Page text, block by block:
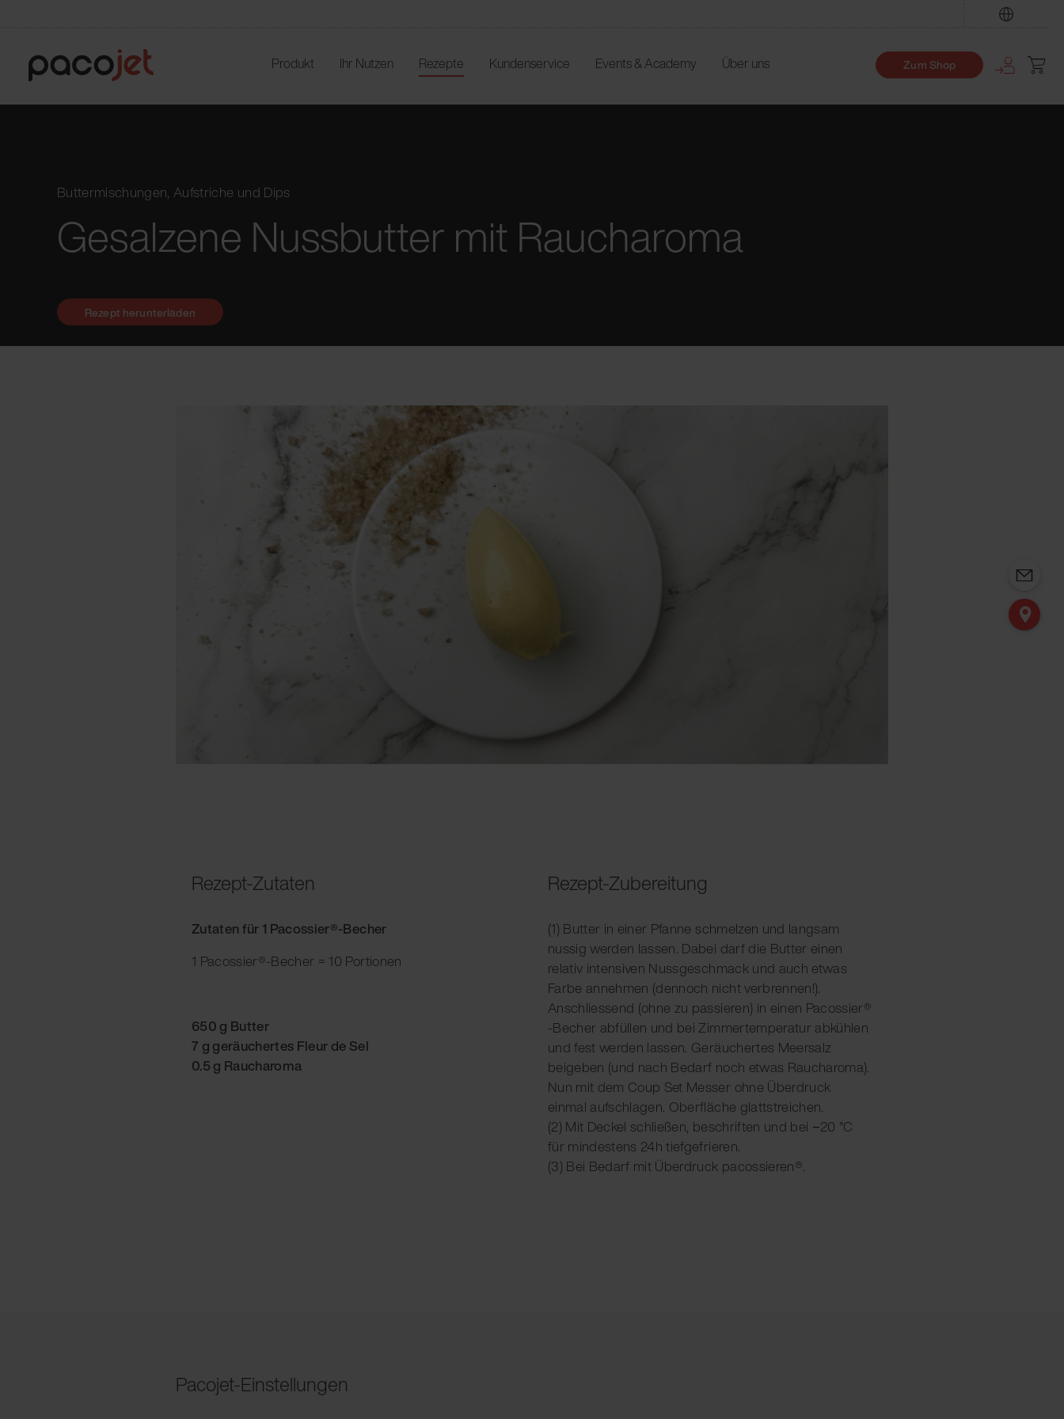
Produkt Ihr Nutzen Rezepte Kundenservice Events & Academy Über uns Zum Shop
Buttermischungen, Aufstriche und Dips
Gesalzene Nussbutter mit Raucharoma
Rezept-Zutaten
Zutaten für 1 Pacossier®-Becher
1 Pacossier®-Becher = 10 Portionen
650 g Butter
7 g geräuchertes Fleur de Sel
0.5 g Raucharoma
Rezept-Zubereitung
(1) Butter in einer Pfanne schmelzen und langsam
nussig werden lassen. Dabei darf die Butter einen
relativ intensiven Nussgeschmack und auch etwas
Farbe annehmen (dennoch nicht verbrennen!).
Anschliessend (ohne zu passieren) in einen Pacossier®
-Becher abfüllen und bei Zimmertemperatur abkühlen
und fest werden lassen. Geräuchertes Meersalz
beigeben (und nach Bedarf noch etwas Raucharoma).
Nun mit dem Coup Set Messer ohne Überdruck
einmal aufschlagen. Oberfläche glattstreichen.
(2) Mit Deckel schließen, beschriften und bei −20 °C
für mindestens 24h tiefgefrieren.
(3) Bei Bedarf mit Überdruck pacossieren®.
Pacojet-Einstellungen
Rezept herunterladen